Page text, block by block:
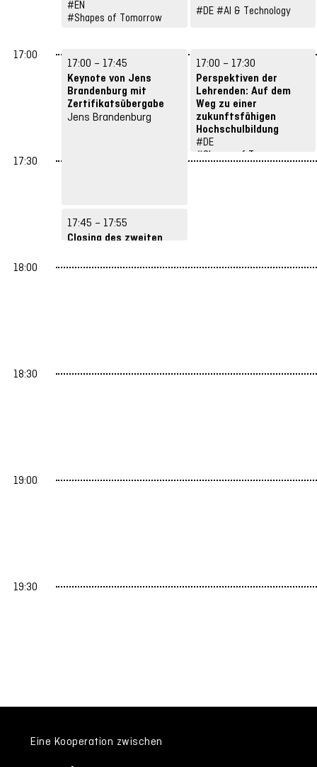
Derk Loorbach
#EN
#Shapes of Tomorrow
17:00 – 17:45
Keynote von Jens
Brandenburg mit
Zertifikatsübergabe
Jens Brandenburg
17:45 – 17:55
Closing des zweiten
Johannes Schleiss,
Mustafa Özden
#DE #AI & Technology
17:00 – 17:30
Perspektiven der
Lehrenden: Auf dem
Weg zu einer
zukunftsfähigen
Hochschulbildung
Ella Lindauer, Katrin
Rockenbauch
#DE
#Shapes of Tomorrow
17:00
17:30
18:00
18:30
19:00
19:30
Eine Kooperation zwischen